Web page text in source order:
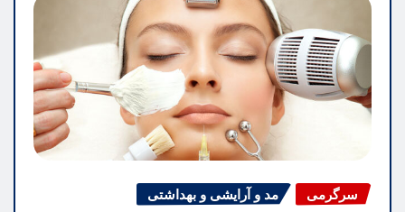
سرگرمی مد و آرایشی و بهداشتی